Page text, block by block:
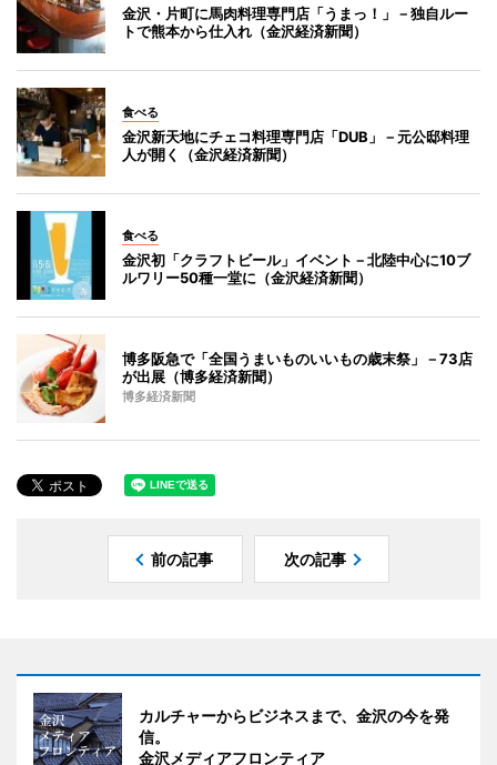
金沢・片町に馬肉料理専門店「うまっ！」－独自ルー
トで熊本から仕入れ（金沢経済新聞）
食べる
金沢新天地にチェコ料理専門店「DUB」－元公邸料理
人が開く（金沢経済新聞）
食べる
金沢初「クラフトビール」イベント－北陸中心に10ブ
ルワリー50種一堂に（金沢経済新聞）
博多阪急で「全国うまいものいいもの歳末祭」－73店
が出展（博多経済新聞）
博多経済新聞
前の記事 次の記事
カルチャーからビジネスまで、金沢の今を発
信。
金沢メディアフロンティア